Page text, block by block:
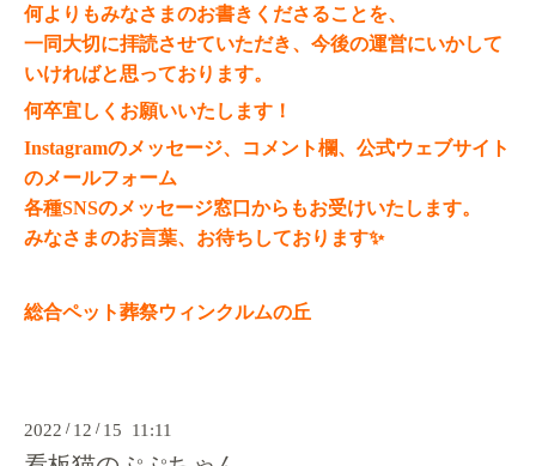
何よりもみなさまのお書きくださることを、
一同大切に拝読させていただき、今後の運営にいかして
いければと思っております。
何卒宜しくお願いいたします！
Instagramのメッセージ、コメント欄、公式ウェブサイト
のメールフォーム
各種SNSのメッセージ窓口からもお受けいたします。
みなさまのお言葉、お待ちしております✨
総合ペット葬祭ウィンクルムの丘
2022 / 12 / 15 11:11